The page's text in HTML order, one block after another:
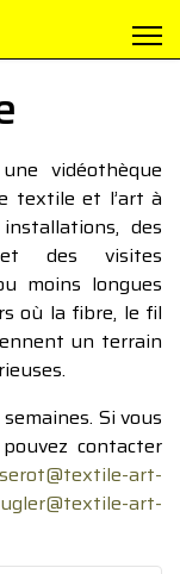
vidéothèque
textile et l’art à
des
et des visites
moins longues
où la fibre, le fil
un terrain
Si vous
contacter
art-
art-